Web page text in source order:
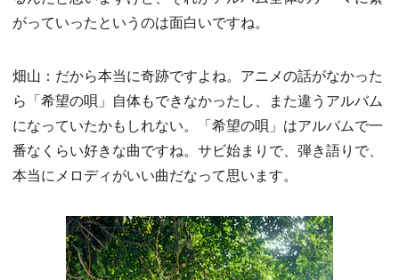
がっていったというのは面白いですね。
畑山：だから本当に奇跡ですよね。アニメの話がなかった
ら「希望の唄」自体もできなかったし、また違うアルバム
になっていたかもしれない。「希望の唄」はアルバムで一
番なくらい好きな曲ですね。サビ始まりで、弾き語りで、
本当にメロディがいい曲だなって思います。